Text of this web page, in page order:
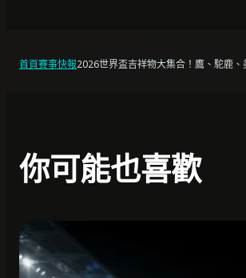
首頁賽事快報2026世界盃吉祥物大集合！鷹、駝鹿
你可能也喜歡